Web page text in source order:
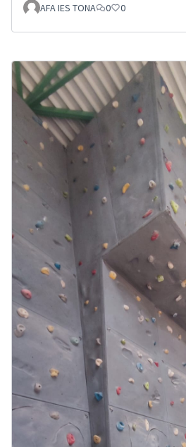
AFA IES TONA 0 0